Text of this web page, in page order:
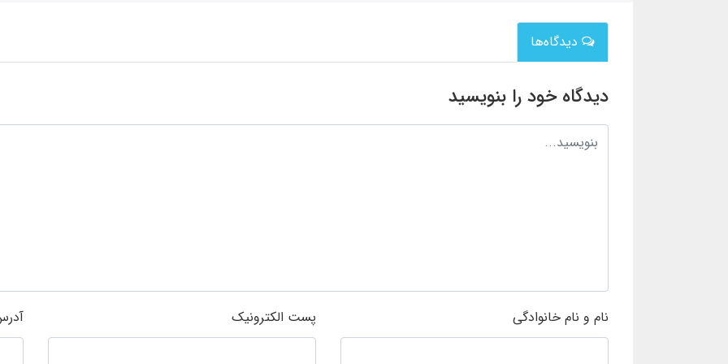
دیدگاه‌ها
دیدگاه خود را بنویسید
نام و نام خانوادگی پست الکترونیک